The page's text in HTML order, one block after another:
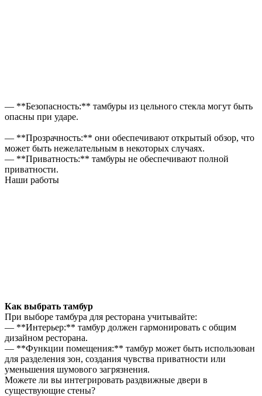
— **Безопасность:** тамбуры из цельного стекла могут быть
опасны при ударе.
— **Прозрачность:** они обеспечивают открытый обзор, что
может быть нежелательным в некоторых случаях.
— **Приватность:** тамбуры не обеспечивают полной
приватности.
Наши работы
Как выбрать тамбур
При выборе тамбура для ресторана учитывайте:
— **Интерьер:** тамбур должен гармонировать с общим
дизайном ресторана.
— **Функции помещения:** тамбур может быть использован
для разделения зон, создания чувства приватности или
уменьшения шумового загрязнения.
Можете ли вы интегрировать раздвижные двери в
существующие стены?